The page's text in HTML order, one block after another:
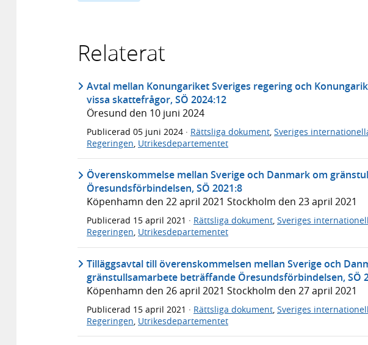
Relaterat
Avtal mellan Konungariket Sveriges regering och
vissa skattefrågor, SÖ 2024:12
Öresund den 10 juni 2024
Publicerad 05 juni 2024 · Rättsliga dokument Sveriges
Regeringen Utrikesdepartementet
Överenskommelse mellan Sverige och Danmark om
Öresundsförbindelsen, SÖ 2021:8
Köpenhamn den 22 april 2021 Stockholm den 23 april 2021
Publicerad 15 april 2021 · Rättsliga dokument, Sveriges
Regeringen, Utrikesdepartementet
Tilläggsavtal till överenskommelsen mellan Sverige och
gränstullsamarbete beträffande Öresundsförbindelsen, SÖ
Köpenhamn den 26 april 2021 Stockholm den 27 april 2021
Publicerad 15 april 2021 · Rättsliga dokument, Sveriges
Regeringen, Utrikesdepartementet